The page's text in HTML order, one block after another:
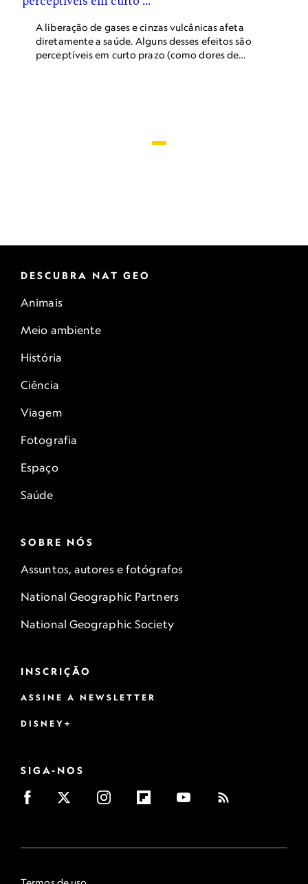
com ventos superiores a 320 km/h.
A liberação de gases e cinzas vulcânicas afeta
diretamente a saúde. Alguns desses efeitos são
perceptíveis em curto prazo (como dores de
DESCUBRA NAT GEO
Animais
Meio ambiente
História
Ciência
Viagem
Fotografia
Espaço
Saúde
SOBRE NÓS
Assuntos, autores e fotógrafos
National Geographic Partners
National Geographic Society
INSCRIÇÃO
ASSINE A NEWSLETTER
DISNEY+
SIGA-NOS